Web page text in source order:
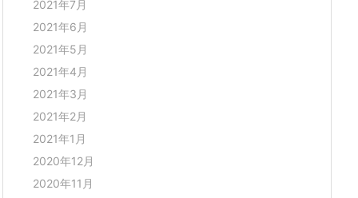
2021年7月
2021年6月
2021年5月
2021年4月
2021年3月
2021年2月
2021年1月
2020年12月
2020年11月